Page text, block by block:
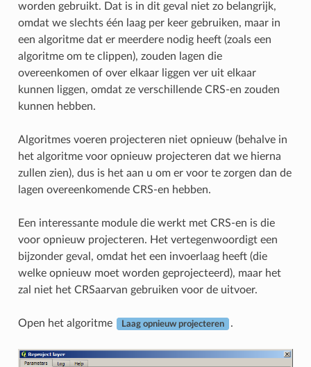
worden gebruikt. Dat is in dit geval niet zo belangrijk,
omdat we slechts één laag per keer gebruiken, maar in
een algoritme dat er meerdere nodig heeft (zoals een
algoritme om te clippen), zouden lagen die
overeenkomen of over elkaar liggen ver uit elkaar
kunnen liggen, omdat ze verschillende CRS-en zouden
kunnen hebben.
Algoritmes voeren projecteren niet opnieuw (behalve in
het algoritme voor opnieuw projecteren dat we hierna
zullen zien), dus is het aan u om er voor te zorgen dan de
lagen overeenkomende CRS-en hebben.
Een interessante module die werkt met CRS-en is die
voor opnieuw projecteren. Het vertegenwoordigt een
bijzonder geval, omdat het een invoerlaag heeft (die
welke opnieuw moet worden geprojecteerd), maar het
zal niet het CRSaarvan gebruiken voor de uitvoer.
Open het algoritme Laag opnieuw projecteren .